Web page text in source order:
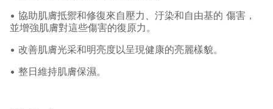
• 協助肌膚抵禦和修復來自壓力、汙染和自由基的 傷害，
並增強肌膚對這些傷害的復原力。
• 改善肌膚光采和明亮度以呈現健康的亮麗樣貌。
• 整日維持肌膚保濕。